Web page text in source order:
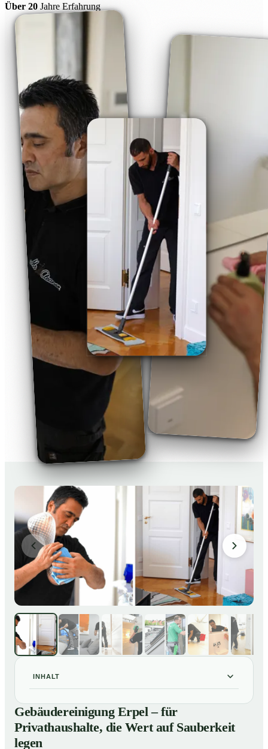
Über 20 Jahre Erfahrung
INHALT
01Gebäudereinigung Erpel – für Privathaushalte, die Wert
auf Sauberkeit legen
Gebäudereinigung Erpel – für
Privathaushalte, die Wert auf Sauberkeit
legen